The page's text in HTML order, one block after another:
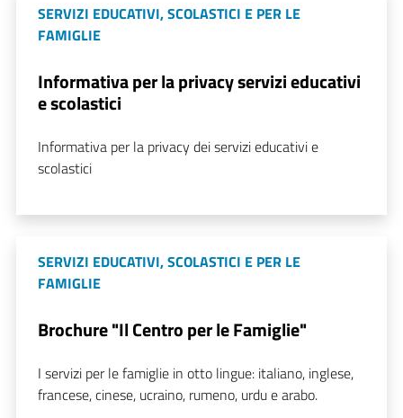
SERVIZI EDUCATIVI, SCOLASTICI E PER LE
FAMIGLIE
Informativa per la privacy servizi educativi
e scolastici
Informativa per la privacy dei servizi educativi e
scolastici
SERVIZI EDUCATIVI, SCOLASTICI E PER LE
FAMIGLIE
Brochure "Il Centro per le Famiglie"
I servizi per le famiglie in otto lingue: italiano, inglese,
francese, cinese, ucraino, rumeno, urdu e arabo.